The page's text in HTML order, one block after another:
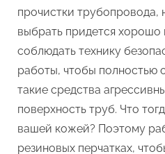
прочистки трубопровода,
выбрать придется
соблюдать технику
работы, чтобы полностью
такие средства
поверхность труб. Что
вашей кожей? Поэтому
резиновых перчатках,